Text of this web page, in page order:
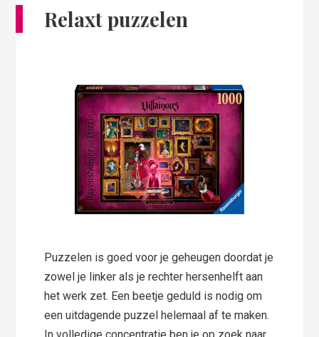
Relaxt puzzelen
Puzzelen is goed voor je geheugen doordat je
zowel je linker als je rechter hersenhelft aan
het werk zet. Een beetje geduld is nodig om
een uitdagende puzzel helemaal af te maken.
In volledige concentratie ben je op zoek naar